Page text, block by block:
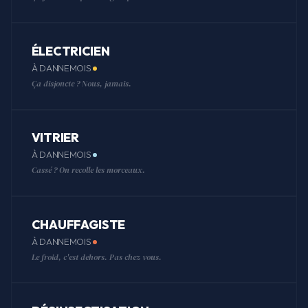
ÉLECTRICIEN
À DANNEMOIS
Ça disjoncte ? Nous, jamais.
VITRIER
À DANNEMOIS
Cassé ? On recolle les morceaux.
CHAUFFAGISTE
À DANNEMOIS
Le froid, c'est dehors. Pas chez vous.